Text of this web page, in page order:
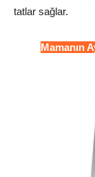
tatlar sağlar.
Mamanın